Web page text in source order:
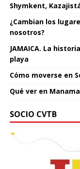
Shymkent,
¿Cambian los
nosotros?
JAMAICA. La
playa
Cómo moverse en
Qué ver en
SOCIO CVTB